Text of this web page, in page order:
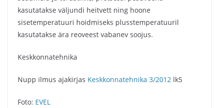
kasutatakse väljundi heitvett ning hoone
sisetemperatuuri hoidmiseks plusstemperatuuril
kasutatakse ära reoveest vabanev soojus.
Keskkonnatehnika
Nupp ilmus ajakirjas Keskkonnatehnika 3/2012 lk5
Foto: EVEL